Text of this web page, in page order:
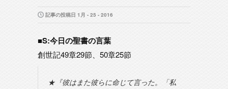
記事の投稿日 1月 - 25 - 2016
■S:今日の聖書の言葉
創世記49章29節、50章25節
★『彼はまた彼らに命じて言った。「私